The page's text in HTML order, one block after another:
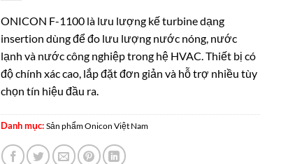
ONICON F-1100 là lưu lượng kế turbine dạng
insertion dùng để đo lưu lượng nước nóng, nước
lạnh và nước công nghiệp trong hệ HVAC. Thiết bị có
độ chính xác cao, lắp đặt đơn giản và hỗ trợ nhiều tùy
chọn tín hiệu đầu ra.
Danh mục: Sản phẩm Onicon Việt Nam